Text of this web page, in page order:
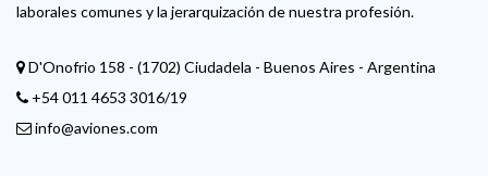
laborales comunes y la jerarquización de nuestra profesión.
D'Onofrio 158 - (1702) Ciudadela - Buenos Aires - Argentina
+54 011 4653 3016/19
info@aviones.com